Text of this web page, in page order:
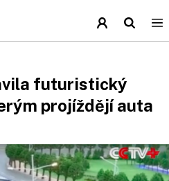
futuristický
projíždějí auta